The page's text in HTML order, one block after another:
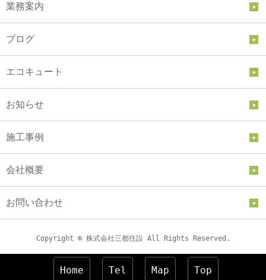
業務案内
ブログ
エコキュート
お知らせ
施工事例
会社概要
お問い合わせ
Copyright © 株式会社三都住設 All Rights Reserved.
Home Tel Map Top